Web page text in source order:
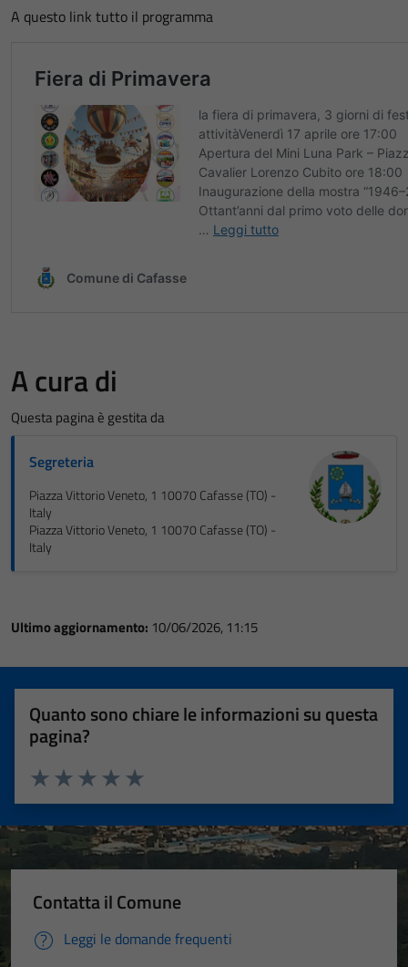
A questo link tutto il programma
A cura di
Questa pagina è gestita da
Segreteria
Piazza Vittorio Veneto, 1 10070 Cafasse (TO) -
Italy
Piazza Vittorio Veneto, 1 10070 Cafasse (TO) -
Italy
Ultimo aggiornamento: 10/06/2026, 11:15
Quanto sono chiare le informazioni su questa
pagina?
Valuta 5 stelle su 5
Valuta 4 stelle su 5
Valuta 3 stelle su 5
Valuta 2 stelle su 5
Valuta 1 stelle su 5
Contatta il Comune
Leggi le domande frequenti